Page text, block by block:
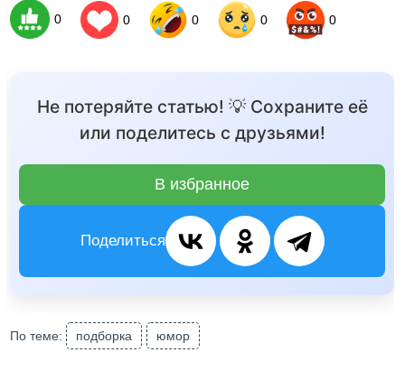
0 0 0 0 0
Не потеряйте статью! 💡 Сохраните её
или поделитесь с друзьями!
В избранное
Поделиться
По теме: подборка юмор